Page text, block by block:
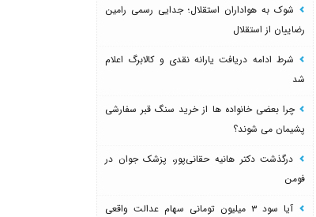
شوک به هواداران استقلال؛ جدایی رسمی رامین
رضاییان از استقلال
شرط ادامه دریافت یارانه نقدی و کالابرگ اعلام
شد
چرا بعضی خانواده ها از خرید سنگ قبر سفارشی
پشیمان می شوند؟
درگذشت دکتر هانیه حقانی‌پور، پزشک جوان در
فومن
آیا سود ۳ میلیون تومانی سهام عدالت واقعی